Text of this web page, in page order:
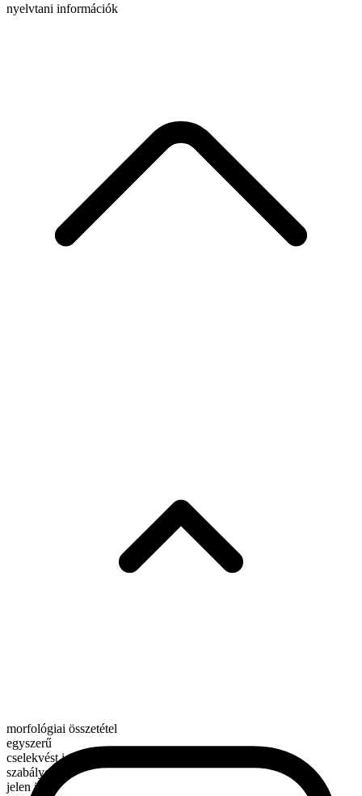
nyelvtani információk
morfológiai összetétel
egyszerű
cselekvést jelentő ige
szabályos
jelen idő